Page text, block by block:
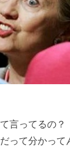
言ってるの？
って分かって